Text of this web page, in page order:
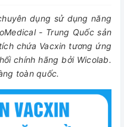
dụng sử dụng năng
- Trung Quốc sản
chứa Vacxin tương ứng
chính hãng bởi Wicolab.
toàn quốc.